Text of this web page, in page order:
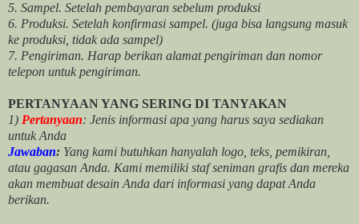
5. Sampel. Setelah pembayaran sebelum produksi
6. Produksi. Setelah konfirmasi sampel. (juga bisa langsung masuk
ke produksi, tidak ada sampel)
7. Pengiriman. Harap berikan alamat pengiriman dan nomor
telepon untuk pengiriman.
PERTANYAAN YANG SERING DI TANYAKAN
1) Pertanyaan: Jenis informasi apa yang harus saya sediakan
untuk Anda
Jawaban: Yang kami butuhkan hanyalah logo, teks, pemikiran,
atau gagasan Anda. Kami memiliki staf seniman grafis dan mereka
akan membuat desain Anda dari informasi yang dapat Anda
berikan.